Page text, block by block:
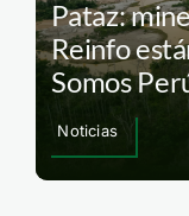
Pataz:
Reinfo
Somos
Noticias